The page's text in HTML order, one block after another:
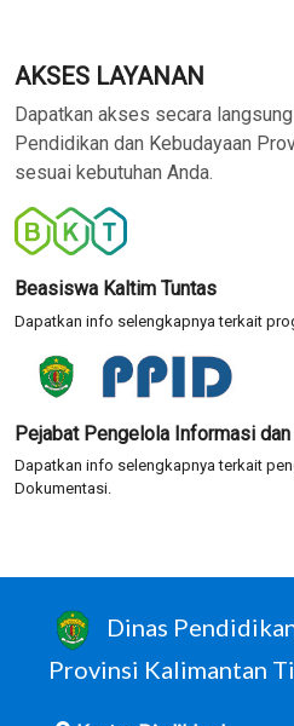
AKSES LAYANAN
Dapatkan akses secara
Pendidikan dan Kebudayaan
sesuai kebutuhan Anda.
Beasiswa Kaltim Tuntas
Dapatkan info selengkapnya terkait
Pejabat Pengelola Informasi
Dapatkan info selengkapnya terkait
Dokumentasi.
Dinas
Provinsi Kalimantan